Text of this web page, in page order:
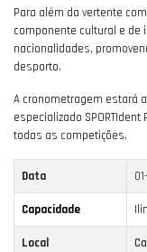
Para além da vertente
componente cultural e
nacionalidades,
desporto.
A cronometragem estará
especializado
todas as competições.
Data
Capacidade
Local